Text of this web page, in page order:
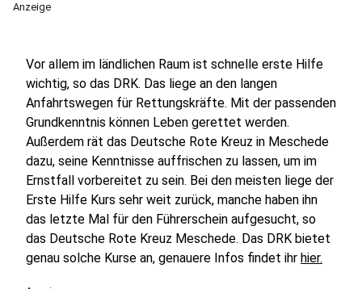
Anzeige
Vor allem im ländlichen Raum ist schnelle erste Hilfe
wichtig, so das DRK. Das liege an den langen
Anfahrtswegen für Rettungskräfte. Mit der passenden
Grundkenntnis können Leben gerettet werden.
Außerdem rät das Deutsche Rote Kreuz in Meschede
dazu, seine Kenntnisse auffrischen zu lassen, um im
Ernstfall vorbereitet zu sein. Bei den meisten liege der
Erste Hilfe Kurs sehr weit zurück, manche haben ihn
das letzte Mal für den Führerschein aufgesucht, so
das Deutsche Rote Kreuz Meschede. Das DRK bietet
genau solche Kurse an, genauere Infos findet ihr hier.